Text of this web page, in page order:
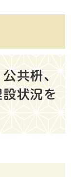
公共枡、
設状況を